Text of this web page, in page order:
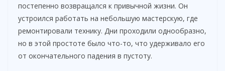
постепенно возвращался к привычной жизни. Он
устроился работать на небольшую мастерскую, где
ремонтировали технику. Дни проходили однообразно,
но в этой простоте было что-то, что удерживало его
от окончательного падения в пустоту.